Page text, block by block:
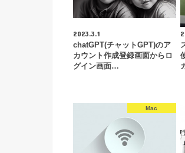
2023.3.1
chatGPT(チャットGPT)のア
カウント作成登録画面からロ
グイン画面…
Mac